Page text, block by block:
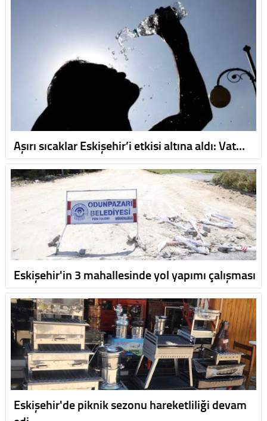
Aşırı sıcaklar Eskişehir’i etkisi altına aldı: Vat…
Eskişehir'in 3 mahallesinde yol yapımı çalışması
Eskişehir'de piknik sezonu hareketliliği devam